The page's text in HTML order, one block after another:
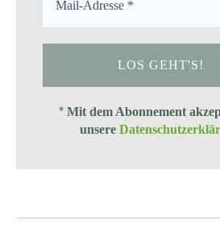
* Mit dem Abonnement
unsere